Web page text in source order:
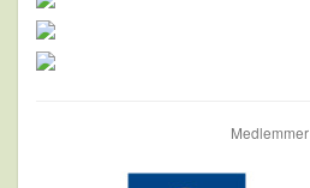
Medlemmer